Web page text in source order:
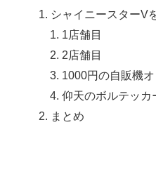
シャイニースターV
1店舗目
2店舗目
1000円の自販機オ
仰天のボルテッカ
まとめ